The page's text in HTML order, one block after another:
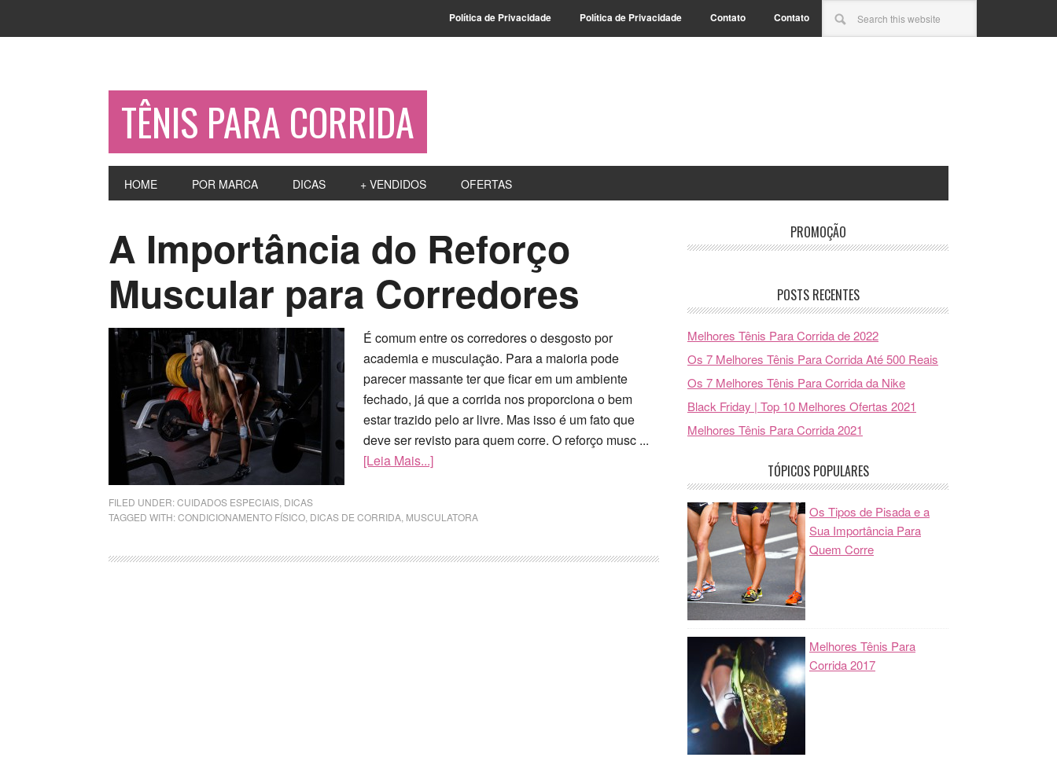
Política de Privacidade Política de Privacidade Contato Contato
TÊNIS PARA CORRIDA
HOME POR MARCA DICAS + VENDIDOS OFERTAS
A Importância do Reforço
Muscular para Corredores
É comum entre os corredores o desgosto por
academia e musculação. Para a maioria pode
parecer massante ter que ficar em um ambiente
fechado, já que a corrida nos proporciona o bem
estar trazido pelo ar livre. Mas isso é um fato que
deve ser revisto para quem corre. O reforço musc ...
[Leia Mais...]
FILED UNDER:CUIDADOS ESPECIAIS DICAS
TAGGED WITH:CONDICIONAMENTO FÍSICO DICAS DE CORRIDA MUSCULATORA
PROMOÇÃO
POSTS RECENTES
Melhores Tênis Para Corrida de 2022
Os 7 Melhores Tênis Para Corrida Até 500 Reais
Os 7 Melhores Tênis Para Corrida da Nike
Black Friday | Top 10 Melhores Ofertas 2021
Melhores Tênis Para Corrida 2021
TÓPICOS POPULARES
Os Tipos de Pisada e a
Sua Importância Para
Quem Corre
Melhores Tênis Para
Corrida 2017